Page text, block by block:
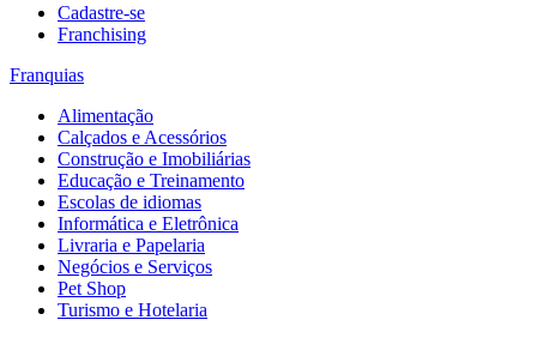
Cadastre-se
Franchising
Franquias
Alimentação
Calçados e Acessórios
Construção e Imobiliárias
Educação e Treinamento
Escolas de idiomas
Informática e Eletrônica
Livraria e Papelaria
Negócios e Serviços
Pet Shop
Turismo e Hotelaria